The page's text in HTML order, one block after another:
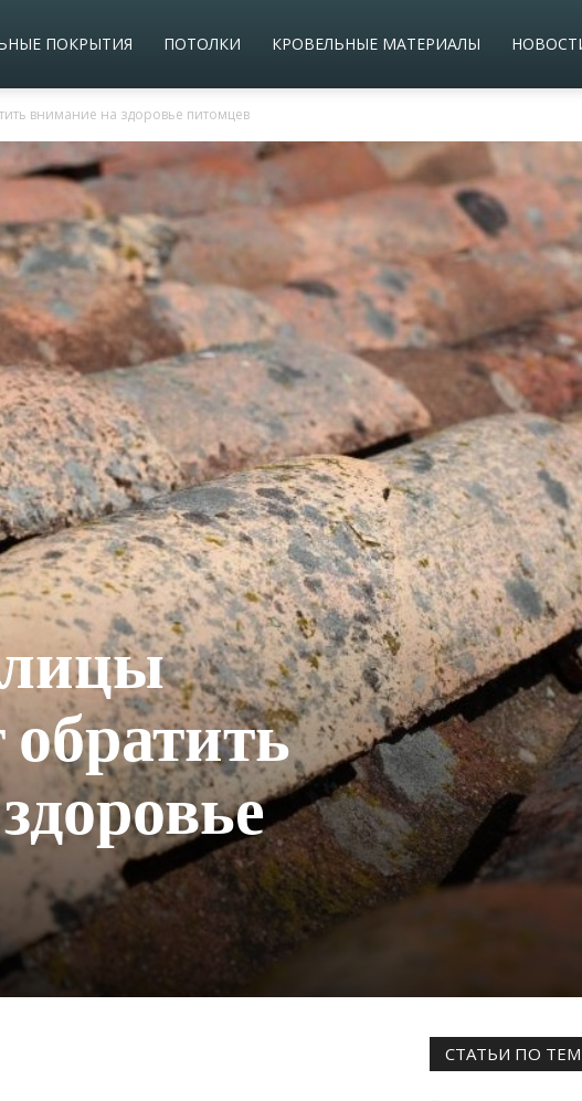
ПОКРЫТИЯ ПОТОЛКИ КРОВЕЛЬНЫЕ МАТЕРИАЛЫ
внимание на здоровье питомцев
СТАТЬИ ПО